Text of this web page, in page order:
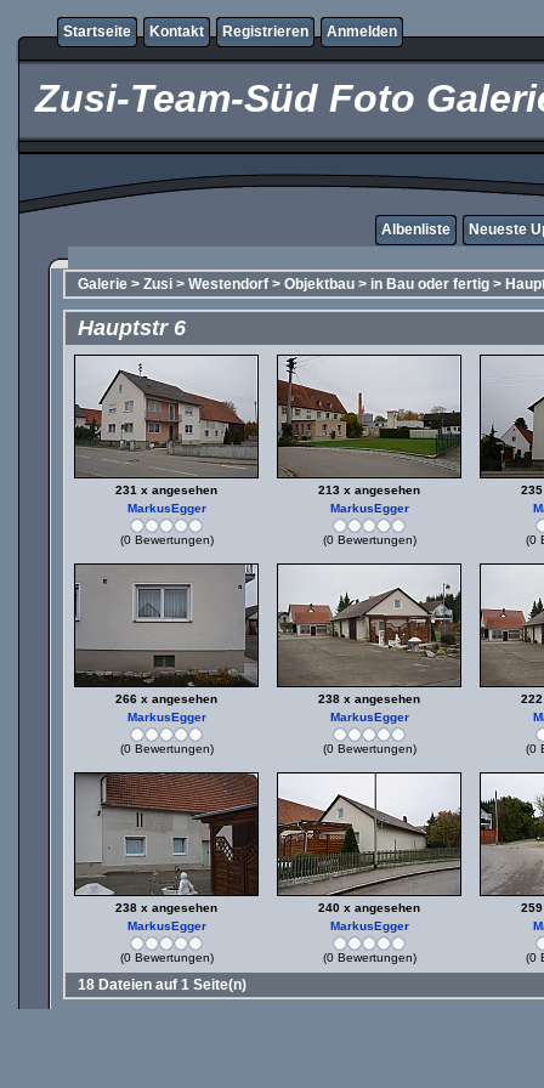
Startseite Kontakt Registrieren Anmelden
Zusi-Team-Süd Foto
Albenliste Neueste
Galerie > Zusi > Westendorf > Objektbau > in Bau oder fertig >
Hauptstr 6
231 x angesehen
MarkusEgger
(0 Bewertungen)
213 x angesehen
MarkusEgger
(0 Bewertungen) (0
266 x angesehen
MarkusEgger
(0 Bewertungen)
238 x angesehen
MarkusEgger
(0 Bewertungen) (0
238 x angesehen
MarkusEgger
(0 Bewertungen)
240 x angesehen
MarkusEgger
(0 Bewertungen) (0
18 Dateien auf 1 Seite(n)